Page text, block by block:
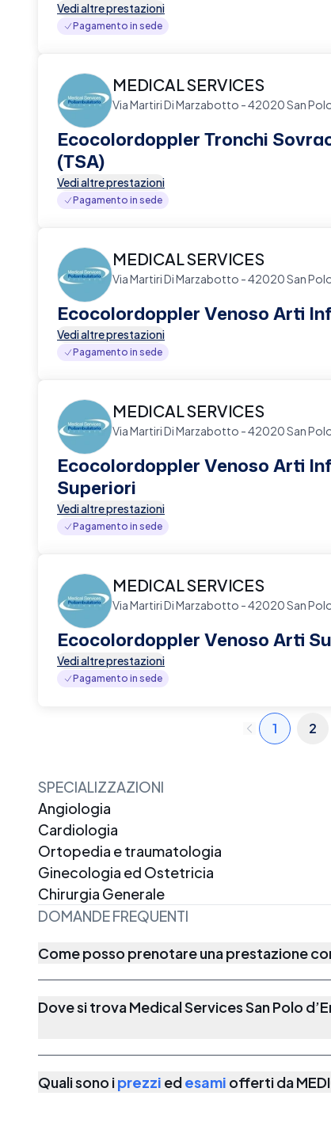
Vedi altre prestazioni
Pagamento in sede
MEDICAL SERVICES
Via Martiri Di Marzabotto - 42020 San
Ecocolordoppler Tronchi
(TSA)
Vedi altre prestazioni
Pagamento in sede
MEDICAL SERVICES
Via Martiri Di Marzabotto - 42020 San
Ecocolordoppler Venoso Arti
Vedi altre prestazioni
Pagamento in sede
MEDICAL SERVICES
Via Martiri Di Marzabotto - 42020 San
Ecocolordoppler Venoso Arti
Superiori
Vedi altre prestazioni
Pagamento in sede
MEDICAL SERVICES
Via Martiri Di Marzabotto - 42020 San
Ecocolordoppler Venoso Arti
Vedi altre prestazioni
Pagamento in sede
1 2
SPECIALIZZAZIONI
Angiologia
Cardiologia
Ortopedia e traumatologia
Ginecologia ed Ostetricia
Chirurgia Generale
DOMANDE FREQUENTI
Come posso prenotare una prestazione
Dove si trova Medical Services San Polo
Quali sono iprezzi edesami offerti da